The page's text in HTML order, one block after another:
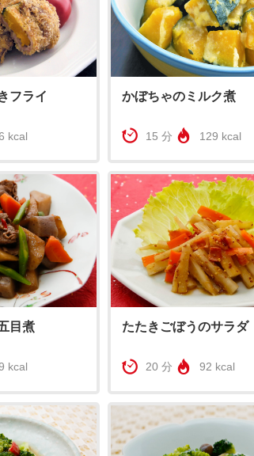
フライ
kcal
かぼちゃのミルク煮
15 分 129 kcal
目煮
kcal
たたきごぼうのサラダ
20 分 92 kcal